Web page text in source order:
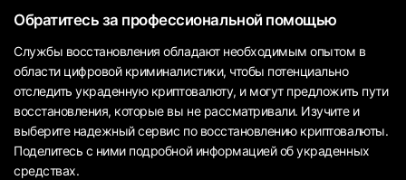
Обратитесь за профессиональной помощью
Службы восстановления обладают необходимым опытом в
области цифровой криминалистики, чтобы потенциально
отследить украденную криптовалюту, и могут предложить пути
восстановления, которые вы не рассматривали. Изучите и
выберите надежный сервис по восстановлению криптовалюты.
Поделитесь с ними подробной информацией об украденных
средствах.